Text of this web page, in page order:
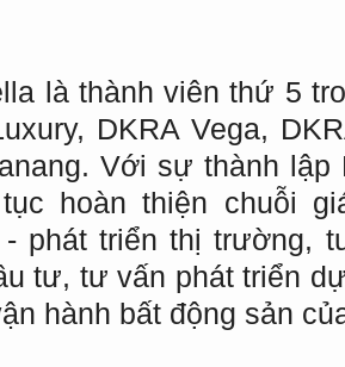
là thành viên thứ 5
DKRA Vega,
Với sự thành lập
hoàn thiện chuỗi
- phát triển thị trường,
tư, tư vấn phát triển
hành bất động sản